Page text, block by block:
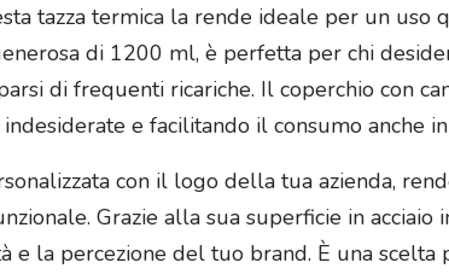
tazza termica la rende ideale per un uso
di 1200 ml, è perfetta per chi
di frequenti ricariche. Il coperchio con
e facilitando il consumo anche
con il logo della tua azienda,
Grazie alla sua superficie in
e la percezione del tuo brand. È una